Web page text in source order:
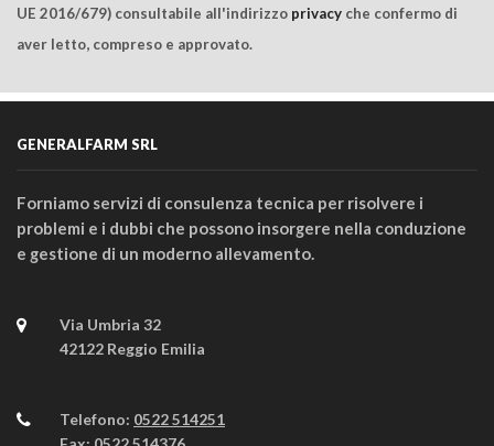
UE 2016/679) consultabile all'indirizzo privacy che confermo di
aver letto, compreso e approvato.
GENERALFARM SRL
Forniamo servizi di consulenza tecnica per risolvere i
problemi e i dubbi che possono insorgere nella conduzione
e gestione di un moderno allevamento.
Via Umbria 32
42122 Reggio Emilia
Telefono: 0522 514251